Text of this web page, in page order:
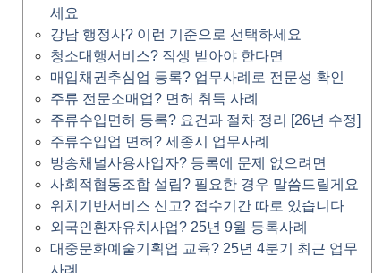
세요
강남 행정사? 이런 기준으로 선택하세요
청소대행서비스? 직생 받아야 한다면
매입채권추심업 등록? 업무사례로 전문성 확인
주류 전문소매업? 면허 취득 사례
주류수입면허 등록? 요건과 절차 정리 [26년 수정]
주류수입업 면허? 세종시 업무사례
방송채널사용사업자? 등록에 문제 없으려면
사회적협동조합 설립? 필요한 경우 말씀드릴게요
위치기반서비스 신고? 접수기간 따로 있습니다
외국인환자유치사업? 25년 9월 등록사례
대중문화예술기획업 교육? 25년 4분기 최근 업무
사례